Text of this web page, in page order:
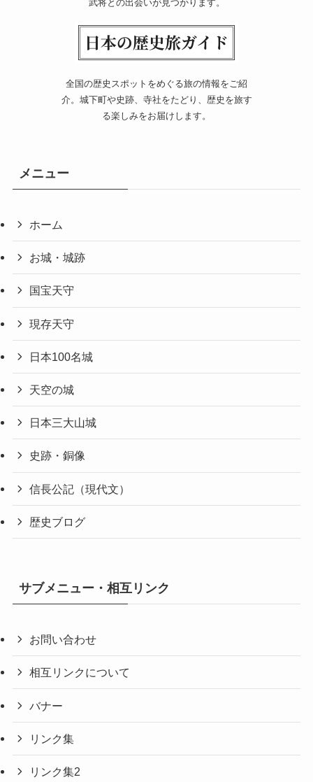
武将との出会いが見つかります。
全国の歴史スポットをめぐる旅の情報をご紹
介。城下町や史跡、寺社をたどり、歴史を旅す
る楽しみをお届けします。
メニュー
ホーム
お城・城跡
国宝天守
現存天守
日本100名城
天空の城
日本三大山城
史跡・銅像
信長公記（現代文）
歴史ブログ
サブメニュー・相互リンク
お問い合わせ
相互リンクについて
バナー
リンク集
リンク集2